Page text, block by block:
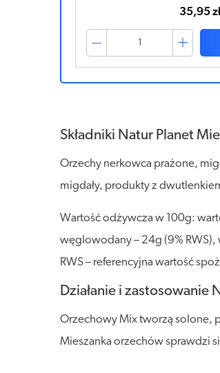
24,85 zł
Składniki Natur Planet
Orzechy nerkowca prażone,
migdały, produkty z
Wartość odżywcza w 100g:
węglowodany – 24g (9% RWS),
RWS – referencyjna wartość
Działanie i zastosowanie
Orzechowy Mix tworzą solone,
Mieszanka orzechów sprawdzi